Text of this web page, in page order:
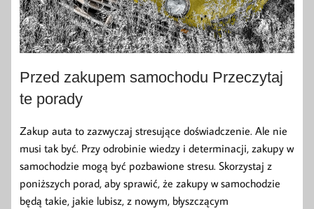
Przed zakupem samochodu Przeczytaj
te porady
Zakup auta to zazwyczaj stresujące doświadczenie. Ale nie
musi tak być. Przy odrobinie wiedzy i determinacji, zakupy w
samochodzie mogą być pozbawione stresu. Skorzystaj z
poniższych porad, aby sprawić, że zakupy w samochodzie
będą takie, jakie lubisz, z nowym, błyszczącym